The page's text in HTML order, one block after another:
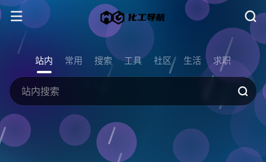
站内 常用 搜索 工具 社区 生活 求职